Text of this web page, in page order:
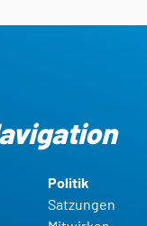
Politik
Satzungen